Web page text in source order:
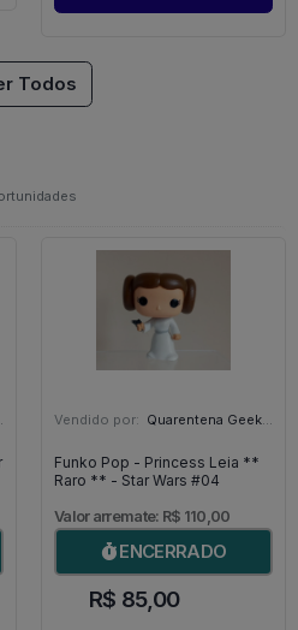
Todos
Vendido por: Quarentena Geek Store - SP
Funko Pop - Princess Leia **
Raro ** - Star Wars #04
Valor arremate: R$ 110,00
ENCERRADO
R$ 85,00